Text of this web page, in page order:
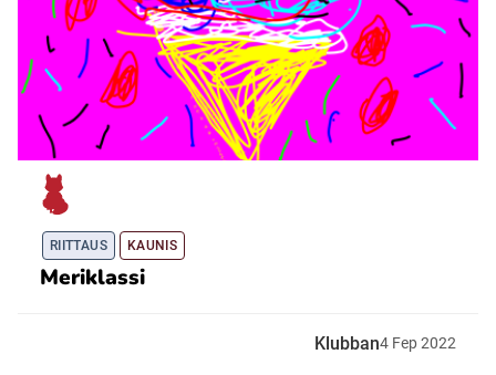
RIITTAUS KAUNIS
Meriklassi
Klubban4 Fep2022